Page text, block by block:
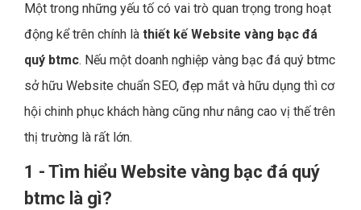
Một trong những yếu tố có vai trò quan trọng trong hoạt
động kể trên chính là thiết kế Website vàng bạc đá
quý btmc. Nếu một doanh nghiệp vàng bạc đá quý btmc
sở hữu Website chuẩn SEO, đẹp mắt và hữu dụng thì cơ
hội chinh phục khách hàng cũng như nâng cao vị thế trên
thị trường là rất lớn.
1 - Tìm hiểu Website vàng bạc đá quý
btmc là gì?